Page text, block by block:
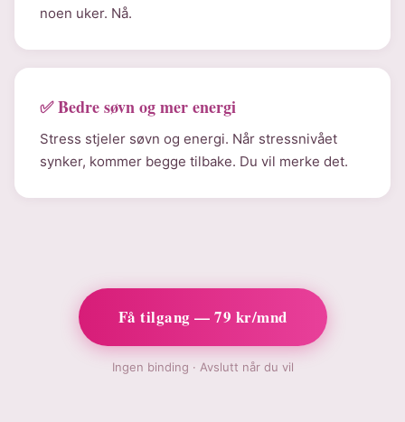
noen uker. Nå.
✅ Bedre søvn og mer energi
Stress stjeler søvn og energi. Når stressnivået
synker, kommer begge tilbake. Du vil merke det.
Få tilgang — 79 kr/mnd
Ingen binding · Avslutt når du vil